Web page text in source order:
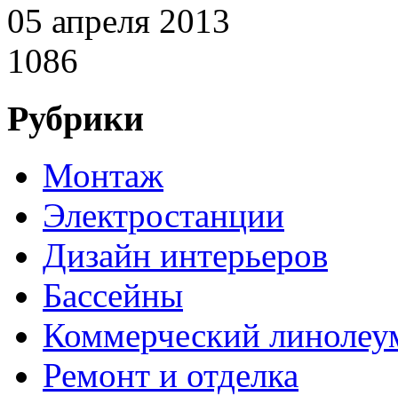
05 апреля 2013
1086
Рубрики
Монтаж
Электростанции
Дизайн интерьеров
Бассейны
Коммерческий
Ремонт и отделка